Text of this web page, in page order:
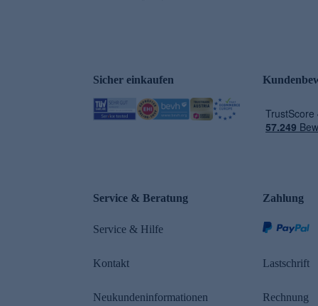
Sicher einkaufen
Service & Beratung
Service & Hilfe
Kontakt
Neukundeninformationen
Zahlung
Lastschrift
Rechnung